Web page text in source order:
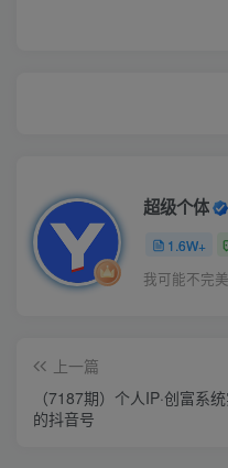
超级个体
1.6W+
我可能不完
上一篇
（7187期）个人IP·创富系
的抖音号